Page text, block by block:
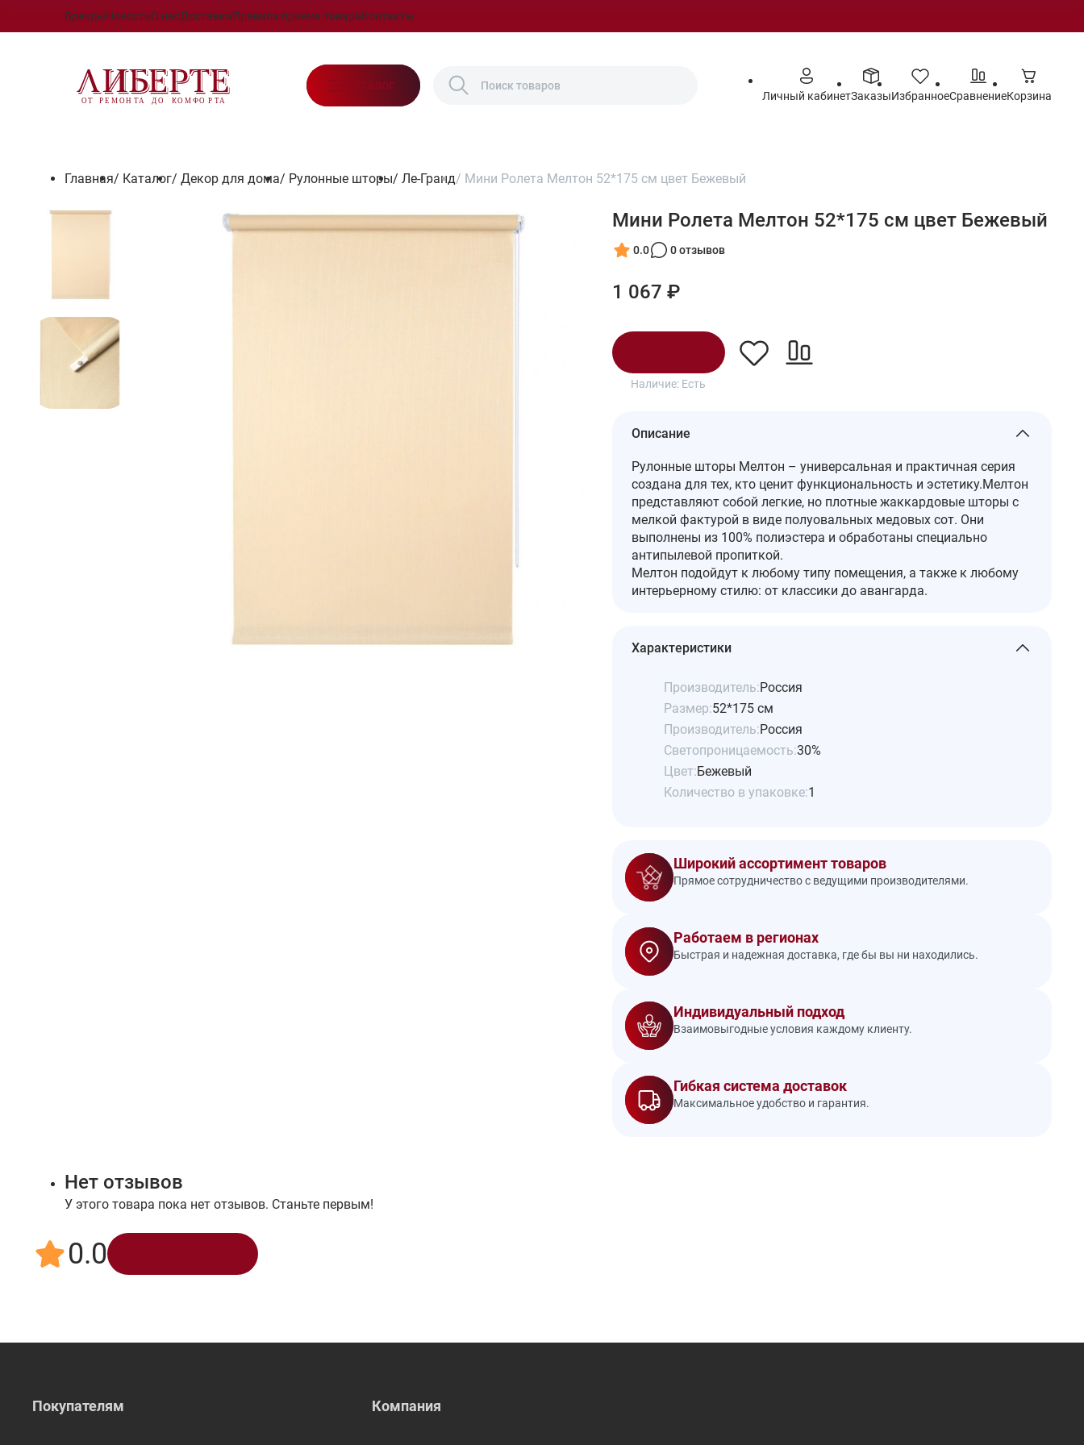
БрендыНовостиО насДоставкаПравила приема товараКонтакты
Каталог
Личный кабинетЗаказыИзбранноеСравнениеКорзина
Главная/ Каталог/ Декор для дома/ Рулонные шторы/ Ле-Гранд/ Мини Ролета Мелтон 52*175 см цвет Бежевый
Мини Ролета Мелтон 52*175 см цвет Бежевый
0.0 0 отзывов
1 067 ₽
Наличие: Есть
Описание
Рулонные шторы Мелтон – универсальная и практичная серия
создана для тех, кто ценит функциональность и эстетику.Мелтон
представляют собой легкие, но плотные жаккардовые шторы с
мелкой фактурой в виде полуовальных медовых сот. Они
выполнены из 100% полиэстера и обработаны специально
антипылевой пропиткой.
Мелтон подойдут к любому типу помещения, а также к любому
интерьерному стилю: от классики до авангарда.
Характеристики
Производитель:Россия
Размер:52*175 см
Производитель:Россия
Светопроницаемость:30%
Цвет:Бежевый
Количество в упаковке:1
Широкий ассортимент товаров
Прямое сотрудничество с ведущими производителями.
Работаем в регионах
Быстрая и надежная доставка, где бы вы ни находились.
Индивидуальный подход
Взаимовыгодные условия каждому клиенту.
Гибкая система доставок
Максимальное удобство и гарантия.
Нет отзывов
У этого товара пока нет отзывов. Станьте первым!
0.0
Покупателям Компания